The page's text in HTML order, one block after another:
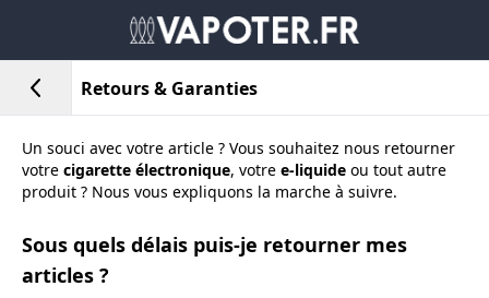
Retours & Garanties
Un souci avec votre article ? Vous souhaitez nous retourner
votre cigarette électronique, votre e-liquide ou tout autre
produit ? Nous vous expliquons la marche à suivre.
Sous quels délais puis-je retourner mes
articles ?